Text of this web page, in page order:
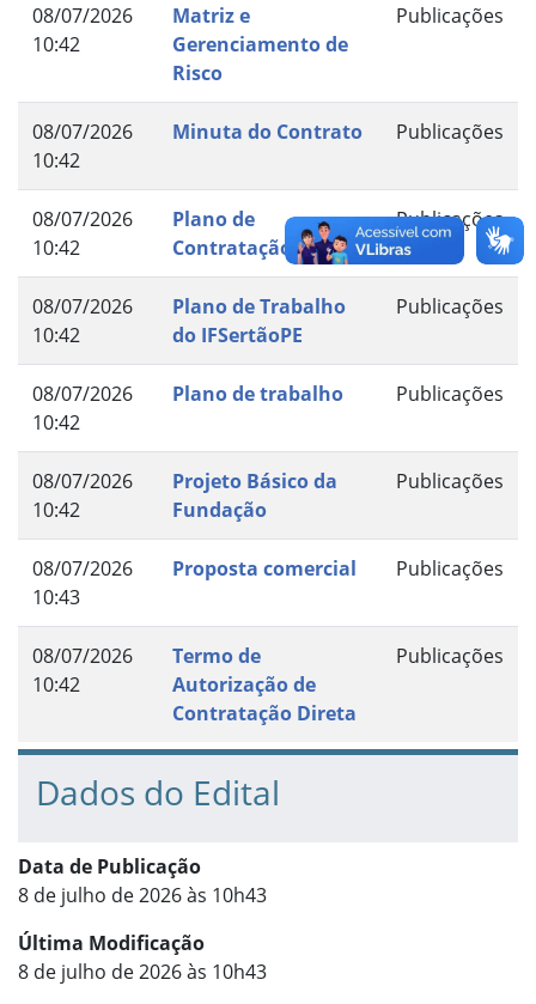
08/07/2026
10:42
Matriz e
Gerenciamento de
Risco
Publicações
08/07/2026
10:42
Minuta do Contrato Publicações
08/07/2026
10:42
Plano de
Contratação Anual
Publicações
08/07/2026
10:42
Plano de Trabalho
do IFSertãoPE
Publicações
08/07/2026
10:42
Plano de trabalho Publicações
08/07/2026
10:42
Projeto Básico da
Fundação
Publicações
08/07/2026
10:43
Proposta comercial Publicações
08/07/2026
10:42
Termo de
Autorização de
Contratação Direta
Publicações
Dados do Edital
Data de Publicação
8 de julho de 2026 às 10h43
Última Modificação
8 de julho de 2026 às 10h43